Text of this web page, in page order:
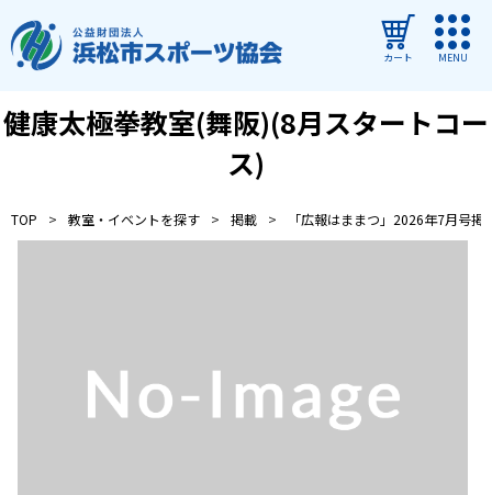
カート MENU
ログイン
教室・イベントを探す
ご利用ガイド
管理施設
教室・イベントからのお知らせ
健康太極拳教室(舞阪)(8月スタートコー
ス)
TOP 教室・イベントを探す 掲載 「広報はままつ」2026年7月号掲